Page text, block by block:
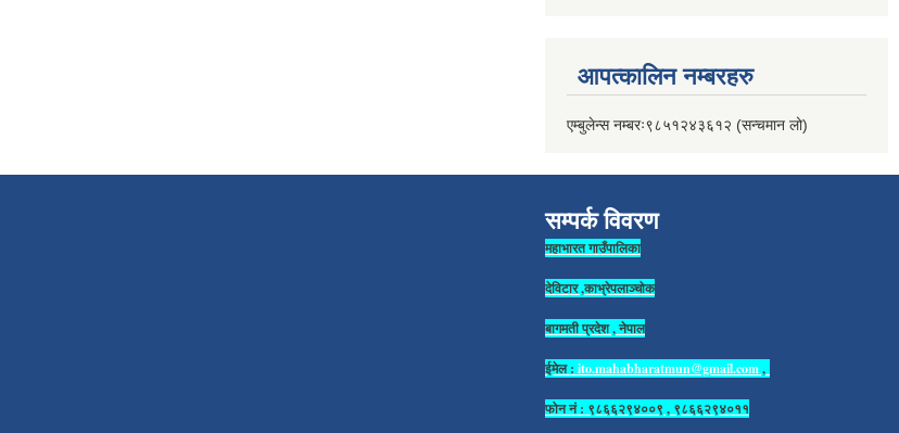
आपत्कालिन नम्बरहरु
एम्बुलेन्स नम्बरः९८५१२४३६१२ (सन्चमान लो)
सम्पर्क विवरण
महाभारत गाउँपालिका
देविटार ,काभ्रेपलाञ्चोक
बागमती प्रदेश , नेपाल
ईमेल : ito.mahabharatmun@gmail.com,
फोन नं : ९८६६२९४००९ , ९८६६२९४०११